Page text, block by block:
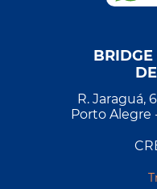
BRIDGE
R. Jaraguá,
Porto Alegre